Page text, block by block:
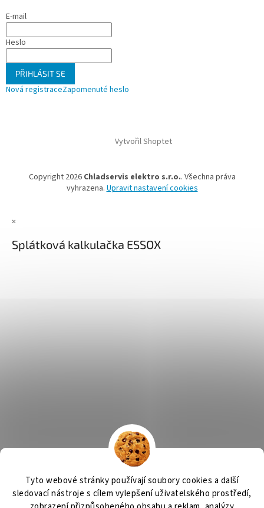
Tyto webové stránky používají soubory cookies a další
sledovací nástroje s cílem vylepšení uživatelského prostředí,
E-mail
Heslo
PŘIHLÁSIT SE
Nová registraceZapomenuté heslo
Vytvořil Shoptet
Copyright 2026 Chladservis elektro s.r.o.. Všechna práva
vyhrazena.Upravit nastavení cookies
×
Splátková kalkulačka ESSOX